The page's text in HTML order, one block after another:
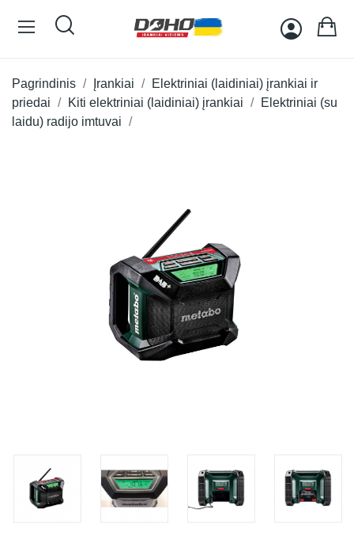
Pagrindinis Įrankiai
Elektriniai (laidiniai) įrankiai ir
priedai
Kiti elektriniai (laidiniai) įrankiai
Elektriniai (su
laidu) radijo imtuvai